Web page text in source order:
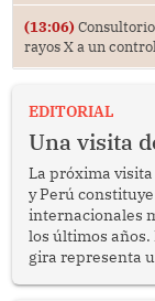
(13:06)
rayos X a un
EDITORIAL
Una visita
La próxima
y Perú
internacionales
los últimos
gira representa